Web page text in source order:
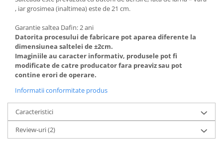
, iar grosimea (inaltimea) este de 21 cm.
Garantie saltea Dafin: 2 ani
Datorita procesului de fabricare pot aparea diferente la
dimensiunea saltelei de ±2cm.
Imaginiile au caracter informativ, produsele pot fi
modificate de catre producator fara preaviz sau pot
contine erori de operare.
Informatii conformitate produs
Caracteristici
Review-uri(2)